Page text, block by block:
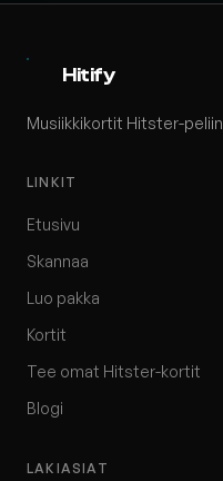
Hitify
Musiikkikortit Hitster-peliin
LINKIT
Etusivu
Skannaa
Luo pakka
Kortit
Tee omat Hitster-kortit
Blogi
LAKIASIAT